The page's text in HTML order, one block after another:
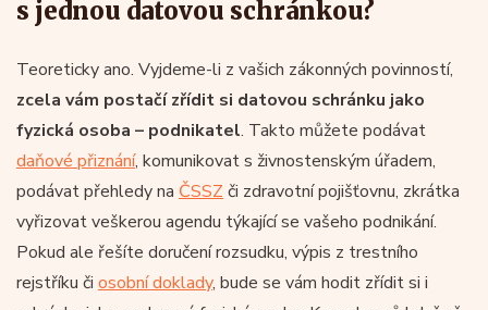
s jednou datovou schránkou?
Teoreticky ano. Vyjdeme-li z vašich zákonných povinností,
zcela vám postačí zřídit si datovou schránku jako
fyzická osoba – podnikatel. Takto můžete podávat
daňové přiznání, komunikovat s živnostenským úřadem,
podávat přehledy na ČSSZ či zdravotní pojišťovnu, zkrátka
vyřizovat veškerou agendu týkající se vašeho podnikání.
Pokud ale řešíte doručení rozsudku, výpis z trestního
rejstříku či osobní doklady, bude se vám hodit zřídit si i